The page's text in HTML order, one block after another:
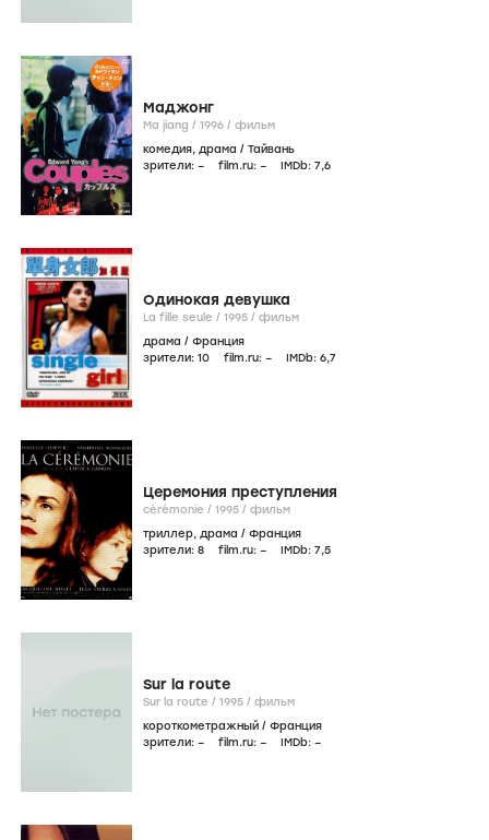
Маджонг
Ma jiang / 1996 / фильм
комедия, драма / Тайвань
зрители: – film.ru: – IMDb: 7,6
Одинокая девушка
La fille seule / 1995 / фильм
драма / Франция
зрители: 10 film.ru: – IMDb: 6,7
Церемония преступления
cérémonie / 1995 / фильм
триллер, драма / Франция
зрители: 8 film.ru: – IMDb: 7,5
Sur la route
Sur la route / 1995 / фильм
короткометражный / Франция
зрители: – film.ru: – IMDb: –